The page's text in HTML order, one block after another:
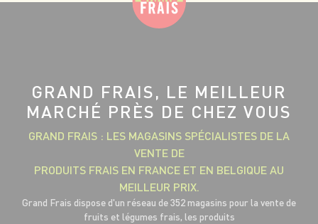
GRAND FRAIS, LE MEILLEUR
MARCHÉ PRÈS DE CHEZ VOUS
GRAND FRAIS : LES MAGASINS SPÉCIALISTES DE LA
VENTE DE
PRODUITS FRAIS EN FRANCE ET EN BELGIQUE AU
MEILLEUR PRIX.
Grand Frais dispose d'un réseau de 352 magasins pour la vente de
fruits et légumes frais, les produits